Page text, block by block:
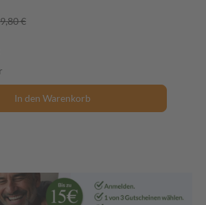
€
In den Warenkorb